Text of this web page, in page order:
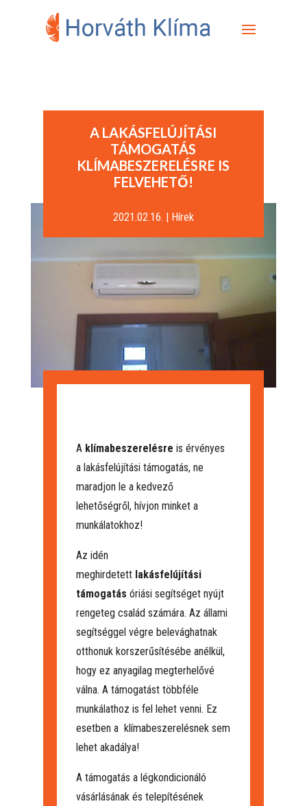
A LAKÁSFELÚJÍTÁSI
TÁMOGATÁS
KLÍMABESZERELÉSRE IS
FELVEHETŐ!
2021.02.16. | Hírek
A klímabeszerelésre is érvényes
a lakásfelújítási támogatás, ne
maradjon le a kedvező
lehetőségről, hívjon minket a
munkálatokhoz!
Az idén
meghirdetett lakásfelújítási
támogatás óriási segítséget nyújt
rengeteg család számára. Az állami
segítséggel végre belevághatnak
otthonuk korszerűsítésébe anélkül,
hogy ez anyagilag megterhelővé
válna. A támogatást többféle
munkálathoz is fel lehet venni. Ez
esetben a klímabeszerelésnek sem
lehet akadálya!
A támogatás a légkondicionáló
vásárlásának és telepítésének